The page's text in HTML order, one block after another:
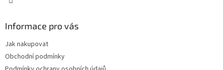
Informace pro vás
Jak nakupovat
Obchodní podmínky